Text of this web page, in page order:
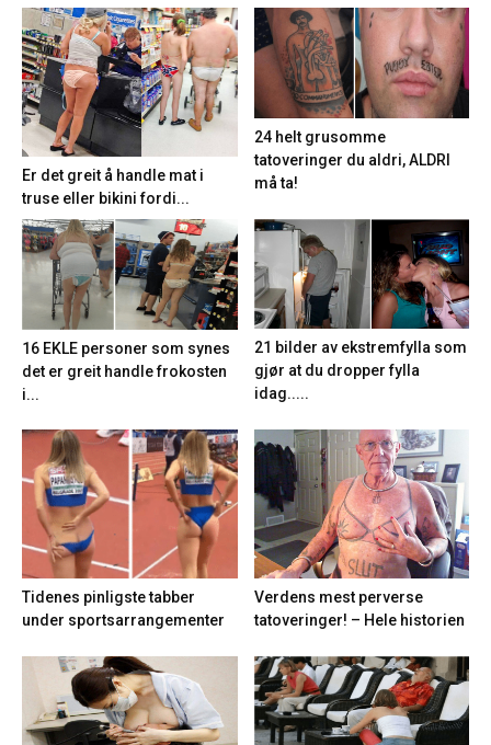
Er det greit å handle mat i
truse eller bikini fordi...
24 helt grusomme
tatoveringer du aldri, ALDRI
må ta!
16 EKLE personer som synes
det er greit handle frokosten
i...
21 bilder av ekstremfylla som
gjør at du dropper fylla
idag.....
Tidenes pinligste tabber
under sportsarrangementer
Verdens mest perverse
tatoveringer! – Hele historien